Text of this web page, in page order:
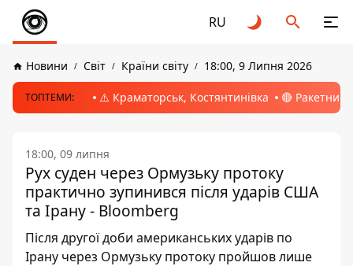
RU
Новини Світ Країни світу 18:00, 9 Липня 2026
ТОПТЕМИ: ⚠️ Краматорськ, Костянтинівка 🔴 Ракетний
18:00, 09 липня
Рух суден через Ормузьку протоку
практично зупинився після ударів США
та Ірану - Bloomberg
Після другої доби американських ударів по
Ірану через Ормузьку протоку пройшов лише